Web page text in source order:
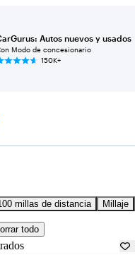
Autos nuevos y usados
Modo de concesionario
150K+
millas de distancia Millaje
todo